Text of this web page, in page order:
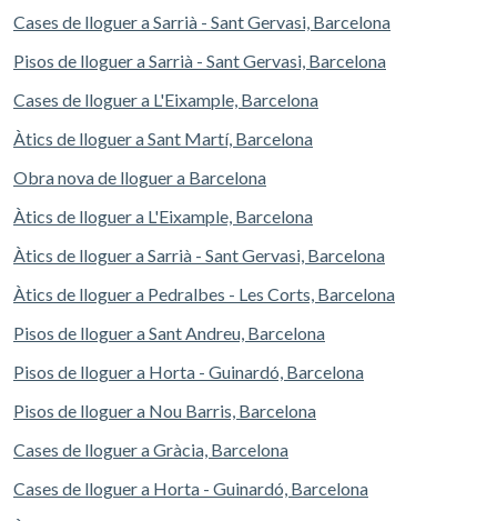
Cases de lloguer a Sarrià - Sant Gervasi, Barcelona
Pisos de lloguer a Sarrià - Sant Gervasi, Barcelona
Cases de lloguer a L'Eixample, Barcelona
Àtics de lloguer a Sant Martí, Barcelona
Obra nova de lloguer a Barcelona
Àtics de lloguer a L'Eixample, Barcelona
Àtics de lloguer a Sarrià - Sant Gervasi, Barcelona
Àtics de lloguer a Pedralbes - Les Corts, Barcelona
Pisos de lloguer a Sant Andreu, Barcelona
Pisos de lloguer a Horta - Guinardó, Barcelona
Pisos de lloguer a Nou Barris, Barcelona
Cases de lloguer a Gràcia, Barcelona
Cases de lloguer a Horta - Guinardó, Barcelona